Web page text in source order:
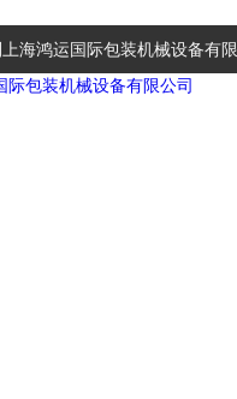
上海鸿运国际包装机械设备有